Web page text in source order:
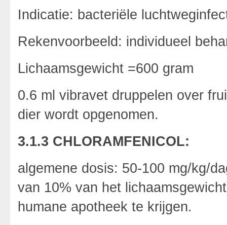
Indicatie: bacteriële
Rekenvoorbeeld: individueel
Lichaamsgewicht =600 gram
0.6 ml vibravet druppelen over
dier wordt opgenomen.
3.1.3 CHLORAMFENICOL:
algemene dosis: 50-100 mg/kg/
van 10% van het
humane apotheek te krijgen.